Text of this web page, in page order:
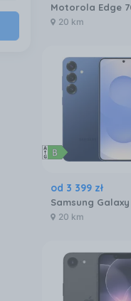
20 km
od 3 399 zł
20 km